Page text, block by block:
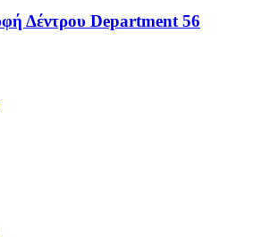
Δέντρου Department 56